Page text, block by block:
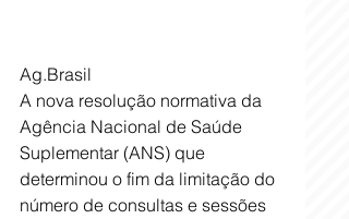
Ag.Brasil
A nova resolução normativa da
Agência Nacional de Saúde
Suplementar (ANS) que
determinou o fim da limitação do
número de consultas e sessões